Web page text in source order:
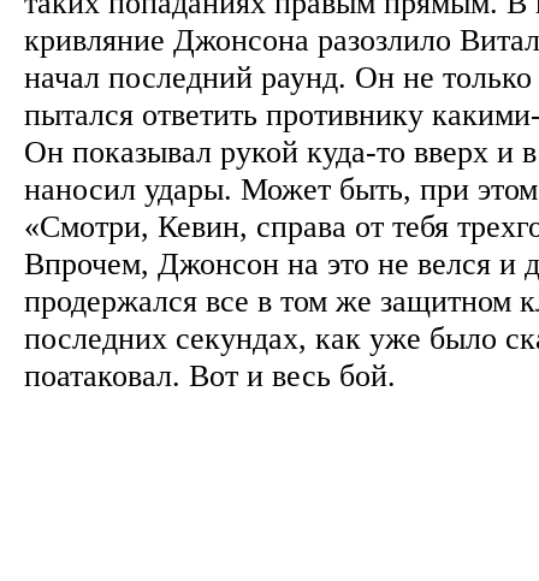
кривляние Джонсона разозлило
начал последний раунд. Он не только
пытался ответить противнику
Он показывал рукой куда-то вверх и
наносил удары. Может быть, при
«Смотри, Кевин, справа от тебя
Впрочем, Джонсон на это не велся и
продержался все в том же защитном
последних секундах, как уже было
поатаковал. Вот и весь бой.